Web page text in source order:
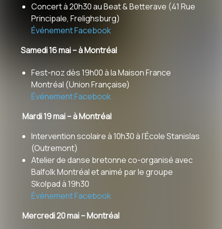
Concert à 20h30 au Beat & Betterave (41 Rue
Principale, Frelighsburg)
Événement Facebook
Samedi 16 mai – à Montréal
Fest-noz dès 19h00 à la Maison France
Montréal (Union Française)
Événement Facebook
Mardi 19 mai – à Montréal
Intervention scolaire à 10h30 à l’École Stanislas
(Outremont)
Atelier de danse bretonne co-organisé avec
Balfolk Montréal et animé par le groupe
Skolpad à 19h30
Événement Facebook
Mercredi 20 mai – Montréal